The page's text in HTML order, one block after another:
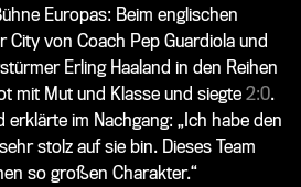
Europas: Beim englischen
City von Coach Pep Guardiola und
Erling Haaland in den Reihen
mit Mut und Klasse und siegte 2:0.
erklärte im Nachgang: „Ich habe den
stolz auf sie bin. Dieses Team
so großen Charakter.“